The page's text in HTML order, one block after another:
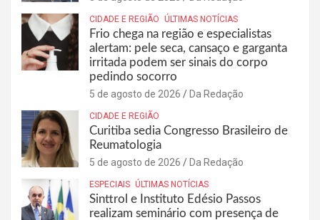
CIDADE E REGIÃO ÚLTIMAS NOTÍCIAS
Frio chega na região e especialistas
alertam: pele seca, cansaço e garganta
irritada podem ser sinais do corpo
pedindo socorro
5 de agosto de 2026 Da Redação
CIDADE E REGIÃO
Curitiba sedia Congresso Brasileiro de
Reumatologia
5 de agosto de 2026 Da Redação
ESPECIAIS ÚLTIMAS NOTÍCIAS
Sinttrol e Instituto Edésio Passos
realizam seminário com presença de